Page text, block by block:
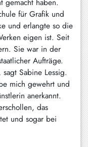
für Grafik und
und erlangte so die
eigen ist. Seit
Sie war in der
Aufträge.
Sabine Lessig.
mich gewehrt und
anerkannt.
das
und sogar bei